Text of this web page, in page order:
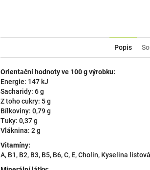
Popis
Orientační hodnoty ve 100 g výrobku:
Energie: 147 kJ
Sacharidy: 6 g
Z toho cukry: 5 g
Bílkoviny: 0,79 g
Tuky: 0,37 g
Vláknina: 2 g
Vitamíny:
A, B1, B2, B3, B5, B6, C, E, Cholin, Kyselina listová